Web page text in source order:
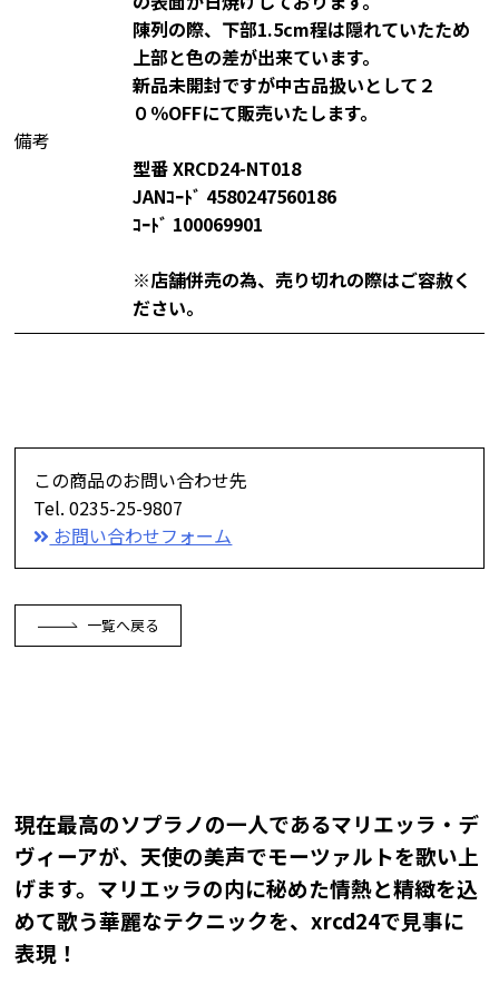
備考
陳列の際、下部1.5cm程は隠れていたため
上部と色の差が出来ています。
新品未開封ですが中古品扱いとして２
０％OFFにて販売いたします。
型番 XRCD24-NT018
JANｺｰﾄﾞ 4580247560186
ｺｰﾄﾞ 100069901
※店舗併売の為、売り切れの際はご容赦く
ださい。
この商品のお問い合わせ先
Tel. 0235-25-9807
お問い合わせフォーム
一覧へ戻る
現在最高のソプラノの一人であるマリエッラ・デ
ヴィーアが、天使の美声でモーツァルトを歌い上
げます。マリエッラの内に秘めた情熱と精緻を込
めて歌う華麗なテクニックを、xrcd24で見事に
表現！